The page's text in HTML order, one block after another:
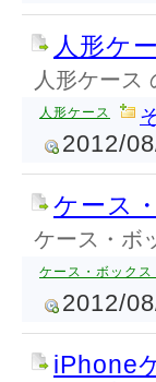
人形ケ
人形ケース
人形ケース
2012/
ケース
ケース・ボ
ケース・ボックス
2012/
iPhone